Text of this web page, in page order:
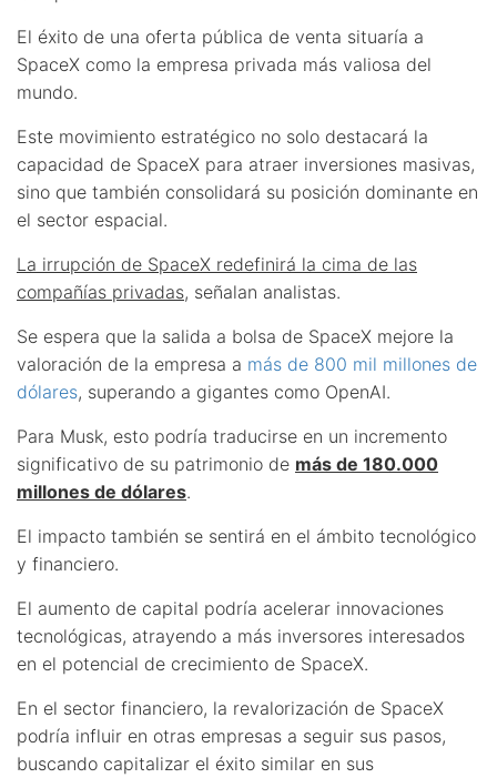
El éxito de una oferta pública de venta situaría a
SpaceX como la empresa privada más valiosa del
mundo.
Este movimiento estratégico no solo destacará la
capacidad de SpaceX para atraer inversiones masivas,
sino que también consolidará su posición dominante en
el sector espacial.
La irrupción de SpaceX redefinirá la cima de las
compañías privadas, señalan analistas.
Se espera que la salida a bolsa de SpaceX mejore la
valoración de la empresa a más de 800 mil millones de
dólares, superando a gigantes como OpenAI.
Para Musk, esto podría traducirse en un incremento
significativo de su patrimonio de más de 180.000
millones de dólares.
El impacto también se sentirá en el ámbito tecnológico
y financiero.
El aumento de capital podría acelerar innovaciones
tecnológicas, atrayendo a más inversores interesados
en el potencial de crecimiento de SpaceX.
En el sector financiero, la revalorización de SpaceX
podría influir en otras empresas a seguir sus pasos,
buscando capitalizar el éxito similar en sus